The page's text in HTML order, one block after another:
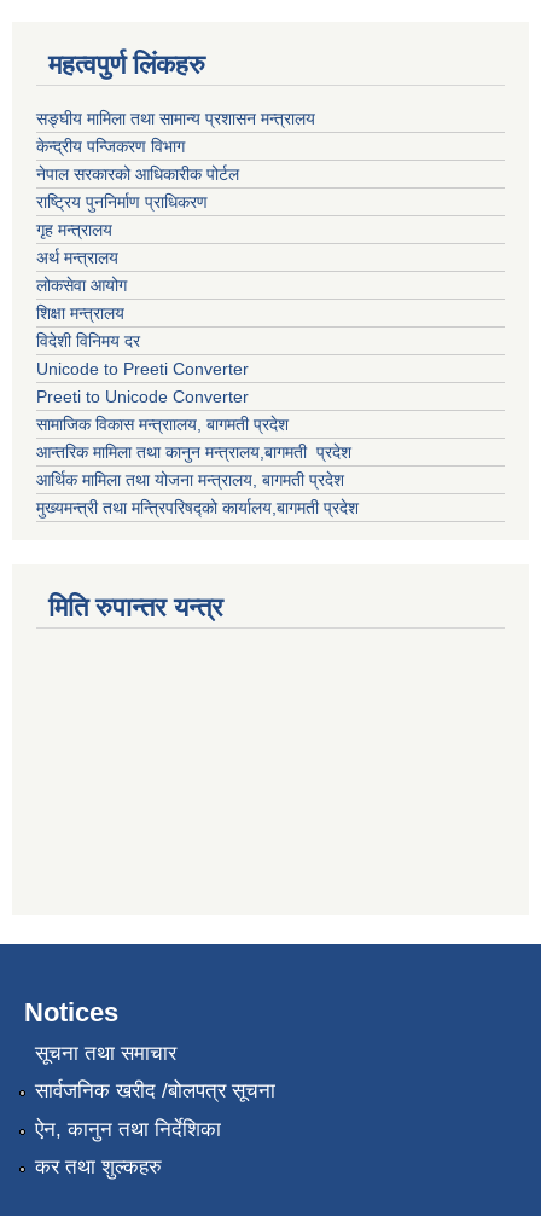
महत्वपुर्ण लिंकहरु
सङ्घीय मामिला तथा सामान्य प्रशासन मन्त्रालय
केन्द्रीय पन्जिकरण विभाग
नेपाल सरकारको आधिकारीक पोर्टल
राष्ट्रिय पुननिर्माण प्राधिकरण
गृह मन्त्रालय
अर्थ मन्त्रालय
लोकसेवा आयोग
शिक्षा मन्त्रालय
विदेशी विनिमय दर
Unicode to Preeti Converter
Preeti to Unicode Converter
सामाजिक विकास मन्त्राालय, बागमती प्रदेश
आन्तरिक मामिला तथा कानुन मन्त्रालय,बागमती प्रदेश
आर्थिक मामिला तथा योजना मन्त्रालय, बागमती प्रदेश
मुख्यमन्त्री तथा मन्त्रिपरिषद्को कार्यालय,बागमती प्रदेश
मिति रुपान्तर यन्त्र
Notices
सूचना तथा समाचार
सार्वजनिक खरीद /बोलपत्र सूचना
ऐन, कानुन तथा निर्देशिका
कर तथा शुल्कहरु